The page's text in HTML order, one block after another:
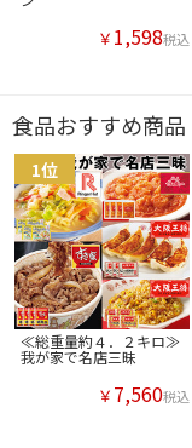
￥ 1,598税込
食品おすすめ商品
≪総重量約４．２キロ≫
我が家で名店三昧
￥ 7,560税込